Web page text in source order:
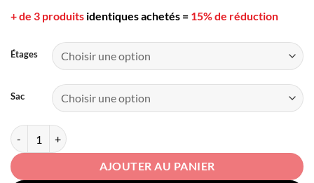
+ de 3 produits identiques achetés = 15% de réduction
Étages
Sac
quantité de Lunch Box Isotherme Inox Ronde Multi-étage Violette
AJOUTER AU PANIER